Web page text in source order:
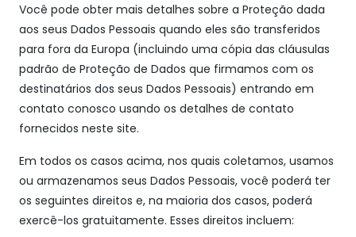
Você pode obter mais detalhes sobre a Proteção dada
aos seus Dados Pessoais quando eles são transferidos
para fora da Europa (incluindo uma cópia das cláusulas
padrão de Proteção de Dados que firmamos com os
destinatários dos seus Dados Pessoais) entrando em
contato conosco usando os detalhes de contato
fornecidos neste site.
Em todos os casos acima, nos quais coletamos, usamos
ou armazenamos seus Dados Pessoais, você poderá ter
os seguintes direitos e, na maioria dos casos, poderá
exercê-los gratuitamente. Esses direitos incluem: